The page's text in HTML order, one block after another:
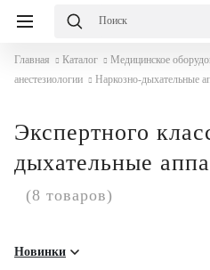
Главная Каталог
Медицинское
анестезиологии
Наркозно-дыхательные
Экспертного
дыхательные
(8 товаров)
Новинки